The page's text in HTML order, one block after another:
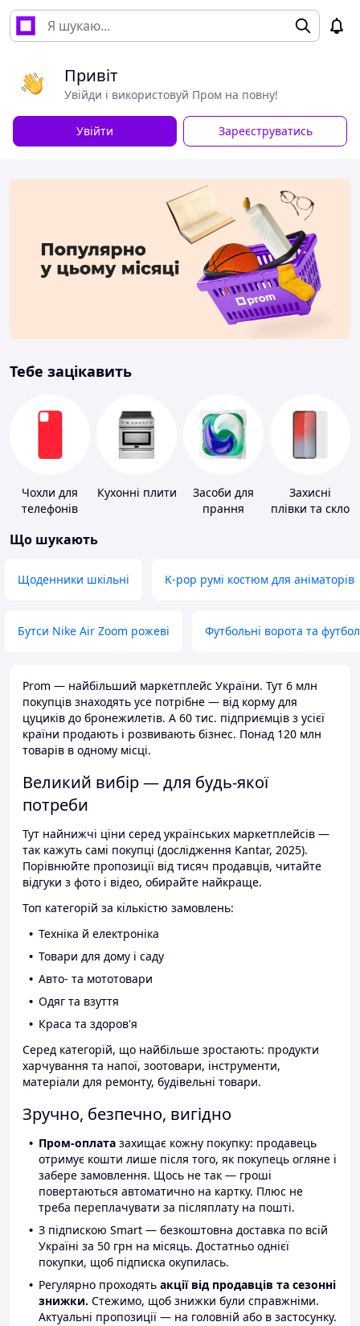
Привіт
Увійди і використовуй Пром на повну!
Увійти Зареєструватись
Тебе зацікавить
Чохли для
телефонів
Кухонні плити
Засоби для
прання
Захисні
плівки та скло
Що шукають
Щоденники шкільні K-pop румі костюм для аніматорів
Бутси Nike Air Zoom рожеві Футбольні ворота та
Prom — найбільший маркетплейс України. Тут 6 млн
покупців знаходять усе потрібне — від корму для
цуциків до бронежилетів. А 60 тис. підприємців з усієї
країни продають і розвивають бізнес. Понад 120 млн
товарів в одному місці.
Великий вибір — для будь-якої
потреби
Тут найнижчі ціни серед українських маркетплейсів —
так кажуть самі покупці (дослідження Kantar, 2025).
Порівнюйте пропозиції від тисяч продавців, читайте
відгуки з фото і відео, обирайте найкраще.
Топ категорій за кількістю замовлень:
Техніка й електроніка
Товари для дому і саду
Авто- та мототовари
Одяг та взуття
Краса та здоров'я
Серед категорій, що найбільше зростають: продукти
харчування та напої, зоотовари, інструменти,
матеріали для ремонту, будівельні товари.
Зручно, безпечно, вигідно
Пром-оплата захищає кожну покупку: продавець
отримує кошти лише після того, як покупець огляне і
забере замовлення. Щось не так — гроші
повертаються автоматично на картку. Плюс не
треба переплачувати за післяплату на пошті.
З підпискою Smart — безкоштовна доставка по всій
Україні за 50 грн на місяць. Достатньо однієї
покупки, щоб підписка окупилась.
Регулярно проходять акції від продавців та сезонні
знижки. Стежимо, щоб знижки були справжніми.
Актуальні пропозиції — на головній або в застосунку.